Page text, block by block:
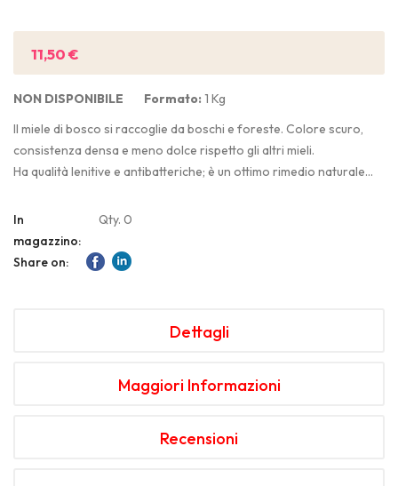
images
gallery
11,50 €
NON DISPONIBILE Formato: 1 Kg
Il miele di bosco si raccoglie da boschi e foreste. Colore scuro,
consistenza densa e meno dolce rispetto gli altri mieli.
Ha qualità lenitive e antibatteriche; è un ottimo rimedio naturale
Ha un maggior contenuto di sali minerali e oligominerali, tra cui
ferro, magnesio e potassio.
In
magazzino:
Qty. 0
Share on:
Dettagli
Maggiori Informazioni
Recensioni